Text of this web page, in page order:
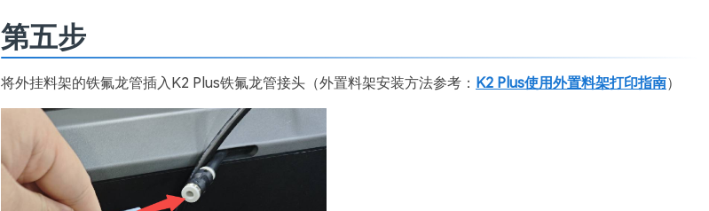
第五步
将外挂料架的铁氟龙管插入K2 Plus铁氟龙管接头（外置料架安装方法参考： K2 Plus使用外置料架打印指南）